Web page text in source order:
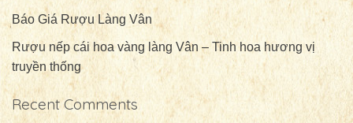
Báo Giá Rượu Làng Vân
Rượu nếp cái hoa vàng làng Vân – Tinh hoa hương vị
truyền thống
Recent Comments